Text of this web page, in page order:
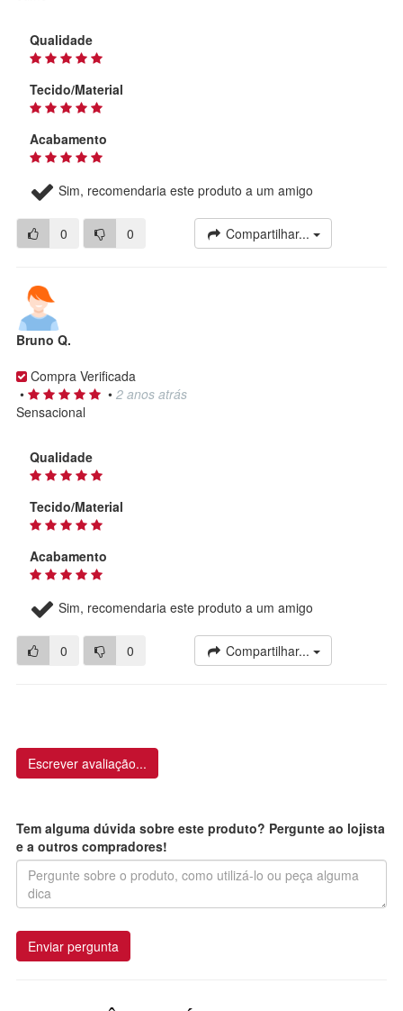
Qualidade
Tecido/Material
Acabamento
Sim, recomendaria este produto a um amigo
0 0 Compartilhar...
Bruno Q.
Compra Verificada
•
• 2 anos atrás
Sensacional
Qualidade
Tecido/Material
Acabamento
Sim, recomendaria este produto a um amigo
0 0 Compartilhar...
Escrever avaliação...
Tem alguma dúvida sobre este produto? Pergunte ao lojista
e a outros compradores!
Enviar pergunta